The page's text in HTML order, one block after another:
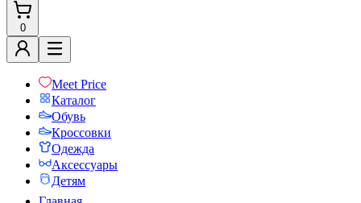
0
Meet Price
Каталог
Обувь
Кроссовки
Одежда
Аксессуары
Детям